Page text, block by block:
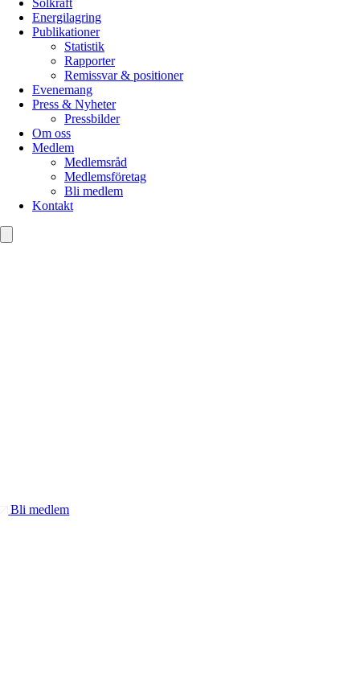
Solkraft
Energilagring
Publikationer
Statistik
Rapporter
Remissvar & positioner
Evenemang
Press & Nyheter
Pressbilder
Om oss
Medlem
Medlemsråd
Medlemsföretag
Bli medlem
Kontakt
Bli medlem